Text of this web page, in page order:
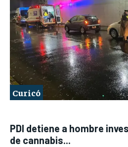
Curicó
PDI detiene a hombre
de cannabis...